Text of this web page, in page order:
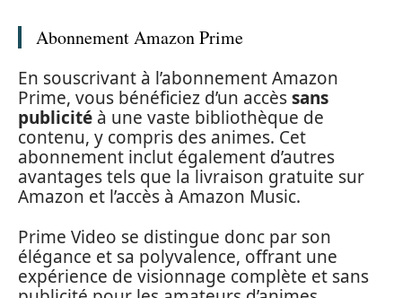
Abonnement Amazon Prime
En souscrivant à l’abonnement Amazon
Prime, vous bénéficiez d’un accèssans
publicité à une vaste bibliothèque de
contenu, y compris des animes. Cet
abonnement inclut également d’autres
avantages tels que la livraison gratuite sur
Amazon et l’accès à Amazon Music.
Prime Video se distingue donc par son
élégance et sa polyvalence, offrant une
expérience de visionnage complète et sans